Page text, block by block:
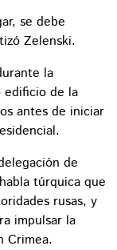
se debe
Zelenski.
la
edificio de la
antes de iniciar
de
túrquica que
rusas, y
impulsar la
Crimea.